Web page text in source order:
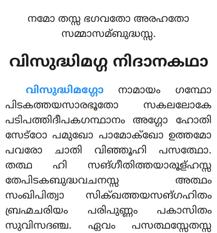
നമോ തസ്സ ഭഗവതോ അരഹതോ
സമ്മാസമ്ബുദ്ധസ്സ.
വിസുദ്ധിമഗ്ഗ നിദാനകഥാ
വിസുദ്ധിമഗ്ഗോ
നാമായം ഗന്ഥോ
പിടകത്തയസാരഭൂതോ സകലലോകേ
പടിപത്തിദീപകഗന്ഥാനം അഗ്ഗോ ഹോതി
സേട്ഠോ പമുഖോ പാമോക്ഖോ ഉത്തമോ
പവരോ ചാതി വിഞ്ഞൂഹി പസത്ഥോ.
തത്ഥ ഹി സങ്ഗീതിത്തയാരൂള്ഹസ്സ
തേപിടകബുദ്ധവചനസ്സ അത്ഥം
സംഖിപിത്വാ സിക്ഖത്തയസങ്ഗഹിതം
ബ്രഹ്മചരിയം പരിപുണ്ണം പകാസിതം
സുവിസദഞ്ച. ഏവം പസത്ഥസ്സേതസ്സ